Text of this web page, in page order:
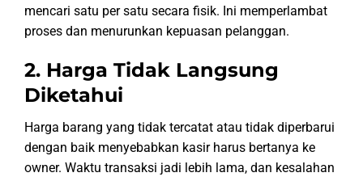
mencari satu per satu secara fisik. Ini memperlambat
proses dan menurunkan kepuasan pelanggan.
2. Harga Tidak Langsung
Diketahui
Harga barang yang tidak tercatat atau tidak diperbarui
dengan baik menyebabkan kasir harus bertanya ke
owner. Waktu transaksi jadi lebih lama, dan kesalahan